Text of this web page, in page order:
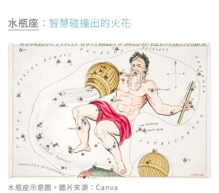
水瓶座 ：智慧碰撞出的火花
水瓶座示意圖。圖片來源：Canva